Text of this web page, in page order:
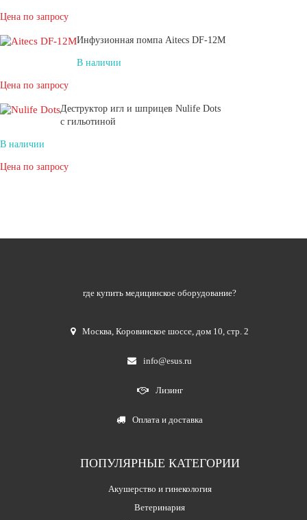
Цена по запросу
Инфузионная помпа Aitecs DF-12M
В наличии
Цена по запросу
Деструктор игл и шприцев Nulife Dots
с гильотиной
В наличии
Цена по запросу
где купить медицинское оборудование?
Москва,Коровинское шоссе, дом 10, стр. 2
info@esus.ru
Лизинг
Оплата и доставка
ПОПУЛЯРНЫЕ КАТЕГОРИИ
Акушерство и гинекология
Ветеринария